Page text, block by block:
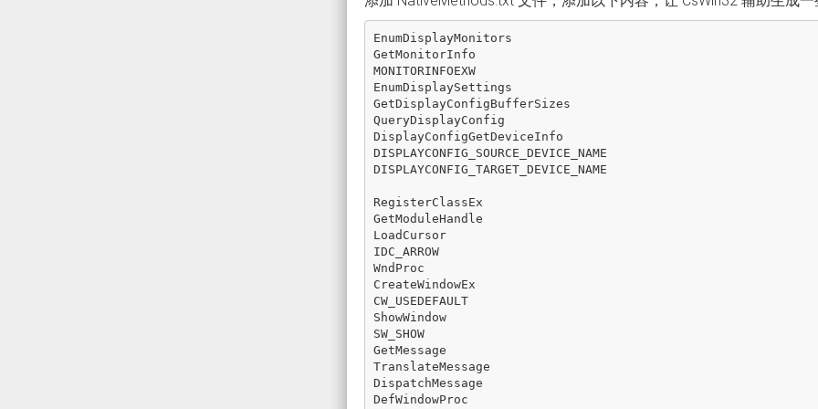
EnumDisplayMonitors
GetMonitorInfo
MONITORINFOEXW
EnumDisplaySettings
GetDisplayConfigBufferSizes
QueryDisplayConfig
DisplayConfigGetDeviceInfo
DISPLAYCONFIG_SOURCE_DEVICE_NAME
DISPLAYCONFIG_TARGET_DEVICE_NAME
RegisterClassEx
GetModuleHandle
LoadCursor
IDC_ARROW
WndProc
CreateWindowEx
CW_USEDEFAULT
ShowWindow
SW_SHOW
GetMessage
TranslateMessage
DispatchMessage
DefWindowProc